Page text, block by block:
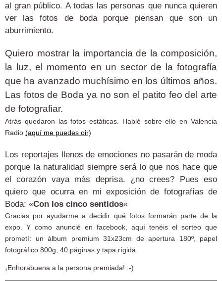
al gran público. A todas las personas que nunca quieren
ver las fotos de boda porque piensan que son un
aburrimiento.
Quiero mostrar la importancia de la composición,
la luz, el momento en un sector de la fotografía
que ha avanzado muchísimo en los últimos años.
Las fotos de Boda ya no son el patito feo del arte
de fotografiar.
Atrás quedaron las fotos estáticas. Hablé sobre ello en Valencia
Radio (aquí me puedes oir)
Los reportajes llenos de emociones no pasarán de moda
porque la naturalidad siempre será lo que nos hace que
el corazón vaya más deprisa. ¿no crees? Pues eso
quiero que ocurra en mi exposición de fotografías de
Boda: «Con los cinco sentidos«
Gracias por ayudarme a decidir qué fotos formarán parte de la
expo. Y como anuncié en facebook, aquí tenéis el sorteo que
prometí: un álbum premium 31x23cm de apertura 180º, papel
fotográfico 800g, 40 páginas y tapa rígida.
¡Enhorabuena a la persona premiada! :-)